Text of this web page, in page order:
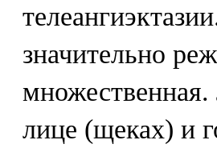
значительно
множественная.
лице (щеках) и